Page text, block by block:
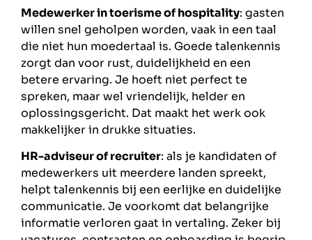
Medewerker in toerisme of hospitality: gasten
willen snel geholpen worden, vaak in een taal
die niet hun moedertaal is. Goede talenkennis
zorgt dan voor rust, duidelijkheid en een
betere ervaring. Je hoeft niet perfect te
spreken, maar wel vriendelijk, helder en
oplossingsgericht. Dat maakt het werk ook
makkelijker in drukke situaties.
HR-adviseur of recruiter: als je kandidaten of
medewerkers uit meerdere landen spreekt,
helpt talenkennis bij een eerlijke en duidelijke
communicatie. Je voorkomt dat belangrijke
informatie verloren gaat in vertaling. Zeker bij